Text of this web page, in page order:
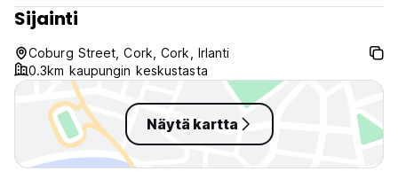
Sijainti
Coburg Street, Cork, Cork, Irlanti
0.3km kaupungin keskustasta
Näytä kartta